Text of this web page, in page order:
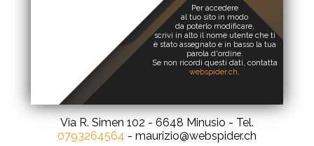
Per accedere
al tuo sito in modo
da poterlo modificare,
scrivi in alto il nome utente che ti
è stato assegnato e in basso la tua
parola d'ordine.
Se non ricordi questi dati, contatta
webspider.ch.
Via R. Simen 102 - 6648 Minusio - Tel.
0793264564 - maurizio@webspider.ch